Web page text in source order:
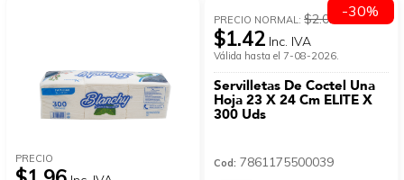
PRECIO
PRECIO NORMAL:$2.02
$1.42 Inc. IVA
Válida hasta el 7-08-2026.
Servilletas De Coctel Una
Hoja 23 X 24 Cm ELITE X
300 Uds
Cod: 7861175500039
-30%